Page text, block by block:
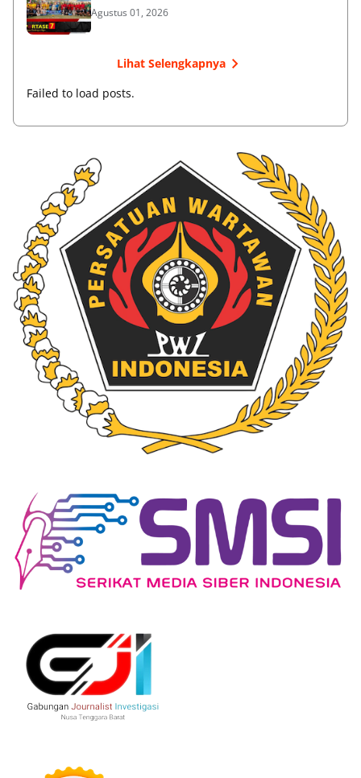
Agustus 01, 2026
Lihat Selengkapnya
Failed to load posts.